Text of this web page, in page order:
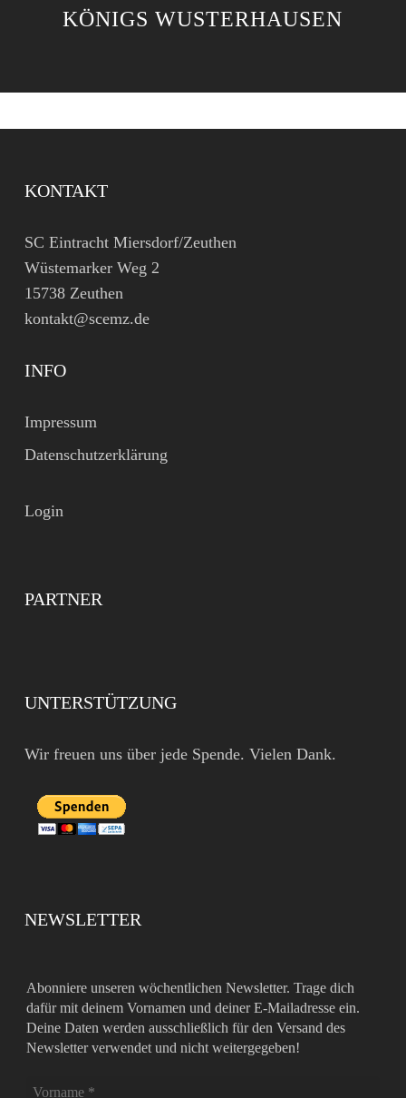
KÖNIGS WUSTERHAUSEN
KONTAKT
SC Eintracht Miersdorf/Zeuthen
Wüstemarker Weg 2
15738 Zeuthen
kontakt@scemz.de
INFO
Impressum
Datenschutzerklärung
Login
PARTNER
UNTERSTÜTZUNG
Wir freuen uns über jede Spende. Vielen Dank.
NEWSLETTER
Abonniere unseren wöchentlichen Newsletter. Trage dich
dafür mit deinem Vornamen und deiner E-Mailadresse ein.
Deine Daten werden ausschließlich für den Versand des
Newsletter verwendet und nicht weitergegeben!